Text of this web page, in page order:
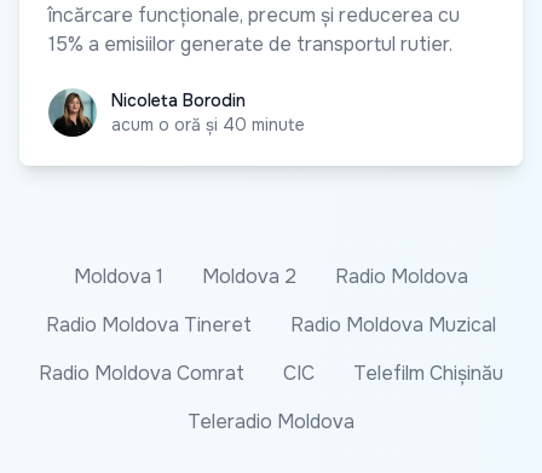
încărcare funcționale, precum și reducerea cu
15% a emisiilor generate de transportul rutier.
Nicoleta Borodin
Nicoleta Borodin
acum o oră și 40 minute
Moldova 1 Moldova 2
Radio Moldova
Radio Moldova Tineret
Radio Moldova Muzical
Radio Moldova Comrat
CIC
Telefilm Chișinău
Teleradio Moldova